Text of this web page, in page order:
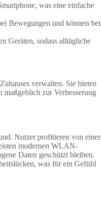
was eine einfache
Bewegungen und können bei
Geräten, sodass alltägliche
verwalten. Sie bieten
zur Verbesserung
Nutzer profitieren von einer
modernen WLAN-
Daten geschützt bleiben.
was für ein Gefühl